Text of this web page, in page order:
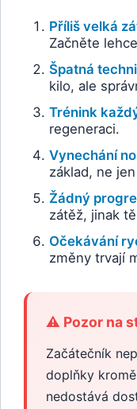
Příliš velká
Začněte
Špatná
kilo, ale
Trénink
regeneraci.
Vynechání
základ, ne
Žádný
zátěž, jinak
Očekávání
změny trvají
⚠️ Pozor na
Začátečník
doplňky
nedostává